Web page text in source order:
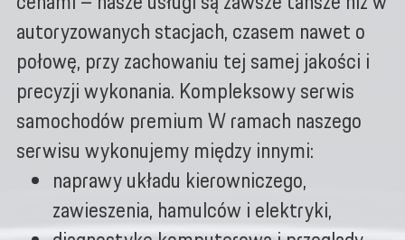
autoryzowanych stacjach, czasem nawet o
połowę, przy zachowaniu tej samej jakości i
precyzji wykonania. Kompleksowy serwis
samochodów premium W ramach naszego
serwisu wykonujemy między innymi:
naprawy układu kierowniczego,
zawieszenia, hamulców i elektryki,